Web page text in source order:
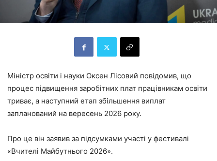
Міністр освіти і науки Оксен Лісовий повідомив, що
процес підвищення заробітних плат працівникам освіти
триває, а наступний етап збільшення виплат
запланований на вересень 2026 року.
Про це він заявив за підсумками участі у фестивалі
«Вчителі Майбутнього 2026».